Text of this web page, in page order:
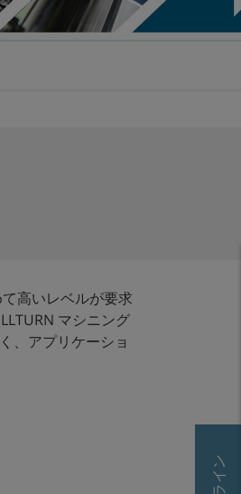
高いレベルが要求
マシニング
、アプリケーショ